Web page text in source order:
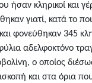
κληρικοί και
γιατί, κατά το
φονεύθηκαν 345
αδελφοκτόνο
ο οποίος
και στα όρια